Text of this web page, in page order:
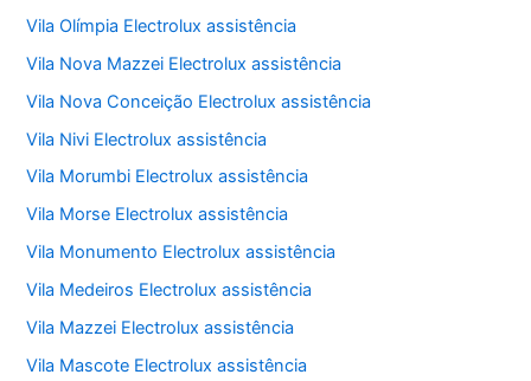
Vila Olímpia Electrolux assistência
Vila Nova Mazzei Electrolux assistência
Vila Nova Conceição Electrolux assistência
Vila Nivi Electrolux assistência
Vila Morumbi Electrolux assistência
Vila Morse Electrolux assistência
Vila Monumento Electrolux assistência
Vila Medeiros Electrolux assistência
Vila Mazzei Electrolux assistência
Vila Mascote Electrolux assistência